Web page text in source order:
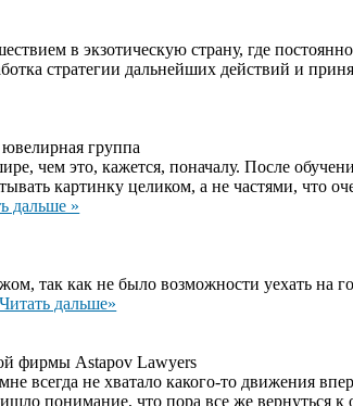
в экзотическую страну, где постоянно
стратегии дальнейших действий и
группа
чем это, кажется, поначалу. После
картинку целиком, а не частями, что
дальше »
так как не было возможности уехать на
Читать дальше»
фирмы Astapov Lawyers
всегда не хватало какого-то движения
понимание, что пора все же вернуться к